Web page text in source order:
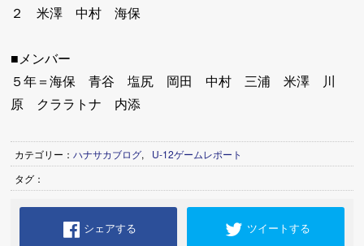
２ 米澤 中村 海保
■メンバー
５年＝海保 青谷 塩尻 岡田 中村 三浦 米澤 川
原 クララトナ 内添
カテゴリー：ハナサカブログ,
U-12ゲームレポート
タグ：
シェアする ツイートする